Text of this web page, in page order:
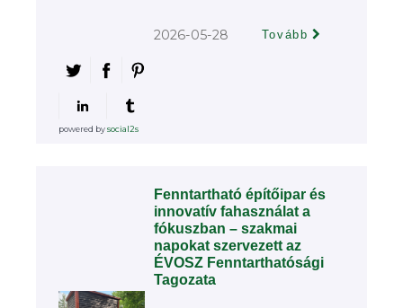
2026-05-28 Tovább
powered bysocial2s
Fenntartható építőipar és
innovatív fahasználat a
fókuszban – szakmai
napokat szervezett az
ÉVOSZ Fenntarthatósági
Tagozata